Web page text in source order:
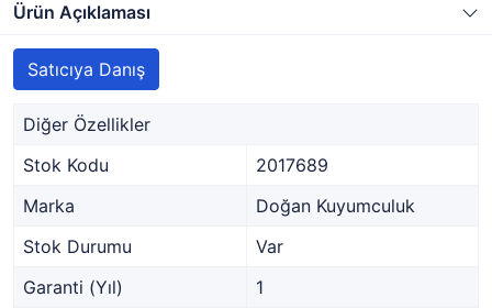
Ürün Açıklaması
Satıcıya Danış
Diğer Özellikler
Stok Kodu
2017689
Marka
Doğan Kuyumculuk
Stok Durumu
Var
Garanti (Yıl)
1